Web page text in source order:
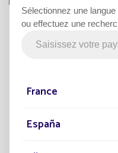
Sélectionnez une
ou effectuez une
France
España